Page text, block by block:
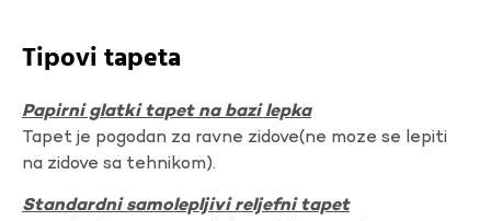
Tipovi tapeta
Papirni glatki tapet na bazi lepka
Tapet je pogodan za ravne zidove(ne moze se lepiti
na zidove sa tehnikom).
Standardni samolepljivi reljefni tapet